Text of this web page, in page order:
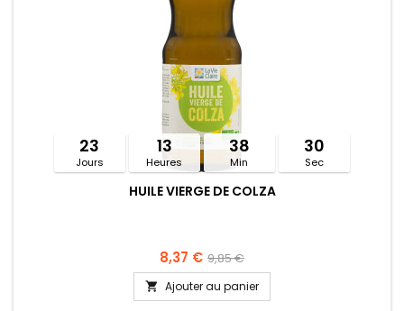
23
Jours
13
Heures
38
Min
30
Sec
HUILE VIERGE DE COLZA
8,37 € 9,85 €
 Ajouter au panier